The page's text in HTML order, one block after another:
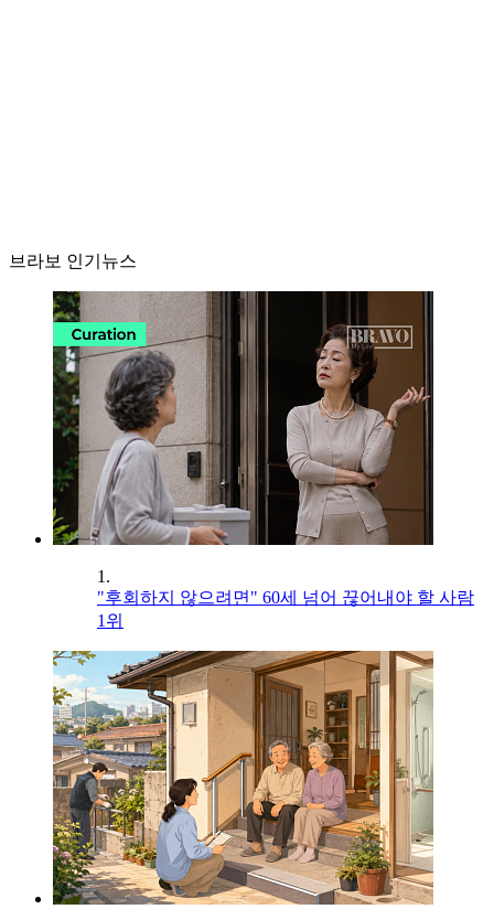
브라보 인기뉴스
1.
"후회하지 않으려면" 60세 넘어 끊어내야 할 사람
1위